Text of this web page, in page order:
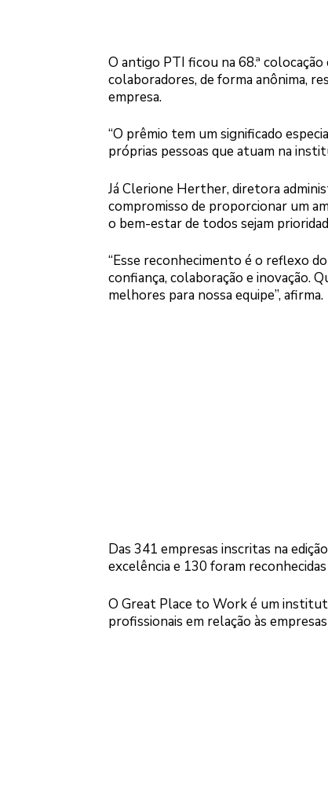
O antigo PTI ficou na 68.ª
colaboradores, de forma anônima,
empresa.
“O prêmio tem um significado
próprias pessoas que atuam na
Já Clerione Herther, diretora
compromisso de proporcionar um
o bem-estar de todos sejam
“Esse reconhecimento é o reflexo
confiança, colaboração e inovação.
melhores para nossa equipe”, afirma.
Das 341 empresas inscritas na
excelência e 130 foram
O Great Place to Work é um
profissionais em relação às